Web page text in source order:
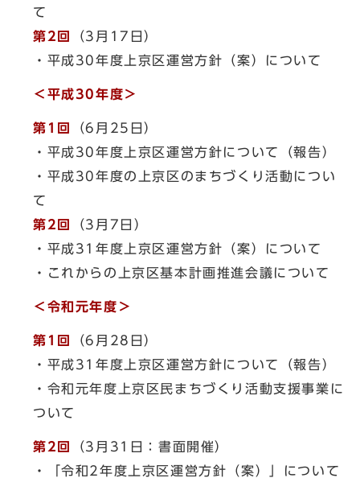
て
第2回
（3月17日）
・平成30年度上京区運営方針（案）について
＜平成30年度＞
第1回
（6月25日）
・平成30年度上京区運営方針について（報告）
・平成30年度の上京区のまちづくり活動につい
て
第2回
（3月7日）
・平成31年度上京区運営方針（案）について
・これからの上京区基本計画推進会議について
＜令和元年度＞
第1回
（6月28日）
・平成31年度上京区運営方針について（報告）
・令和元年度上京区民まちづくり活動支援事業に
ついて
第2回
（3月31日：書面開催）
・「令和2年度上京区運営方針（案）」について